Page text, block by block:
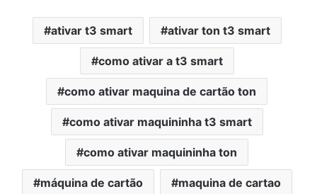
ativar t3 smart ativar ton t3 smart
como ativar a t3 smart
como ativar maquina de cartão ton
como ativar maquininha t3 smart
como ativar maquininha ton
máquina de cartão maquina de cartao